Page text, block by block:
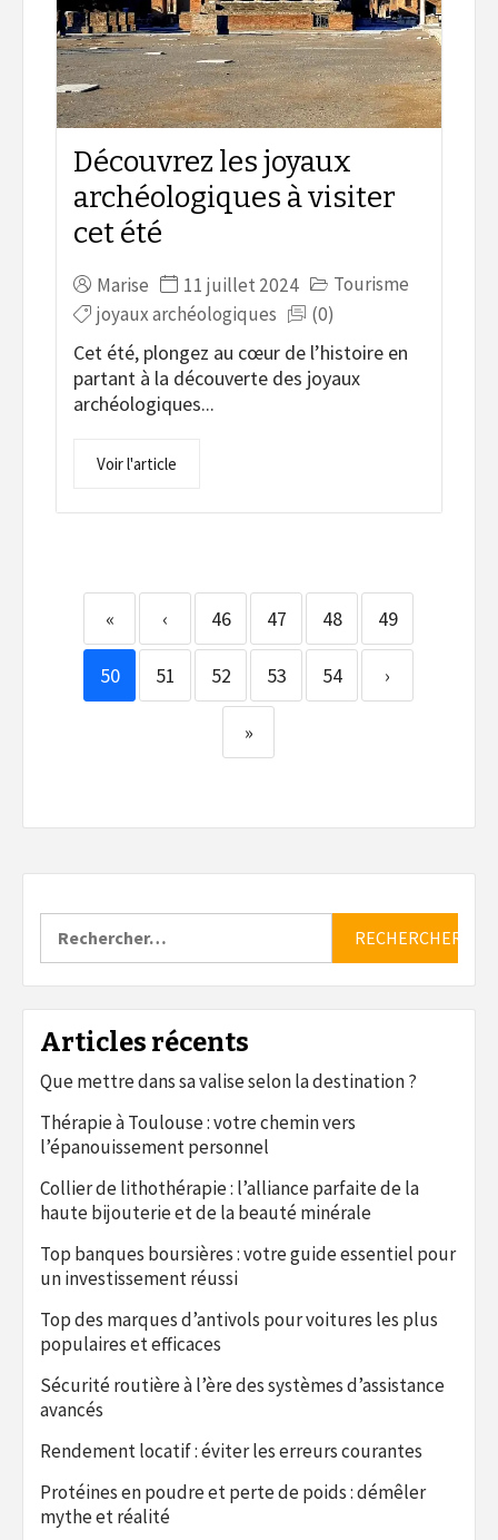
Découvrez les joyaux
archéologiques à visiter
cet été
Marise 11 juillet 2024
Tourisme
joyaux archéologiques
(0)
Cet été, plongez au cœur de l’histoire en
partant à la découverte des joyaux
archéologiques...
Voir l'article
« ‹ 46 47 48 49
50 51 52 53 54 ›
»
Articles récents
Que mettre dans sa valise selon la destination ?
Thérapie à Toulouse : votre chemin vers
l’épanouissement personnel
Collier de lithothérapie : l’alliance parfaite de la
haute bijouterie et de la beauté minérale
Top banques boursières : votre guide essentiel pour
un investissement réussi
Top des marques d’antivols pour voitures les plus
populaires et efficaces
Sécurité routière à l’ère des systèmes d’assistance
avancés
Rendement locatif : éviter les erreurs courantes
Protéines en poudre et perte de poids : démêler
mythe et réalité